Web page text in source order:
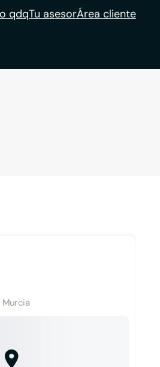
qdqTu asesorÁrea cliente
Murcia